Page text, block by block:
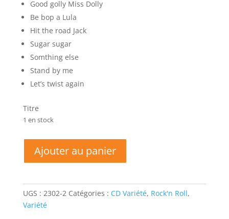
Good golly Miss Dolly
Be bop a Lula
Hit the road Jack
Sugar sugar
Somthing else
Stand by me
Let’s twist again
Titre
1 en stock
Rock
Ajouter au panier
UGS : 2302-2 Catégories : CD Variété, Rock'n Roll,
Variété